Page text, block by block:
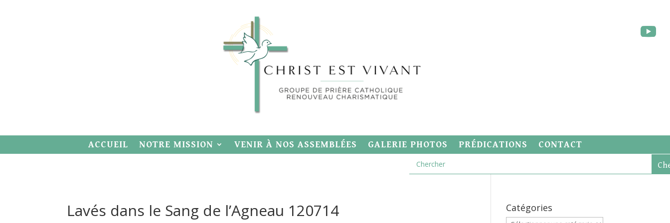
ACCUEIL NOTRE MISSION VENIR À NOS ASSEMBLÉES GALERIE PHOTOS PRÉDICATIONS CONTACT
Lavés dans le Sang de l’Agneau 120714 Catégories